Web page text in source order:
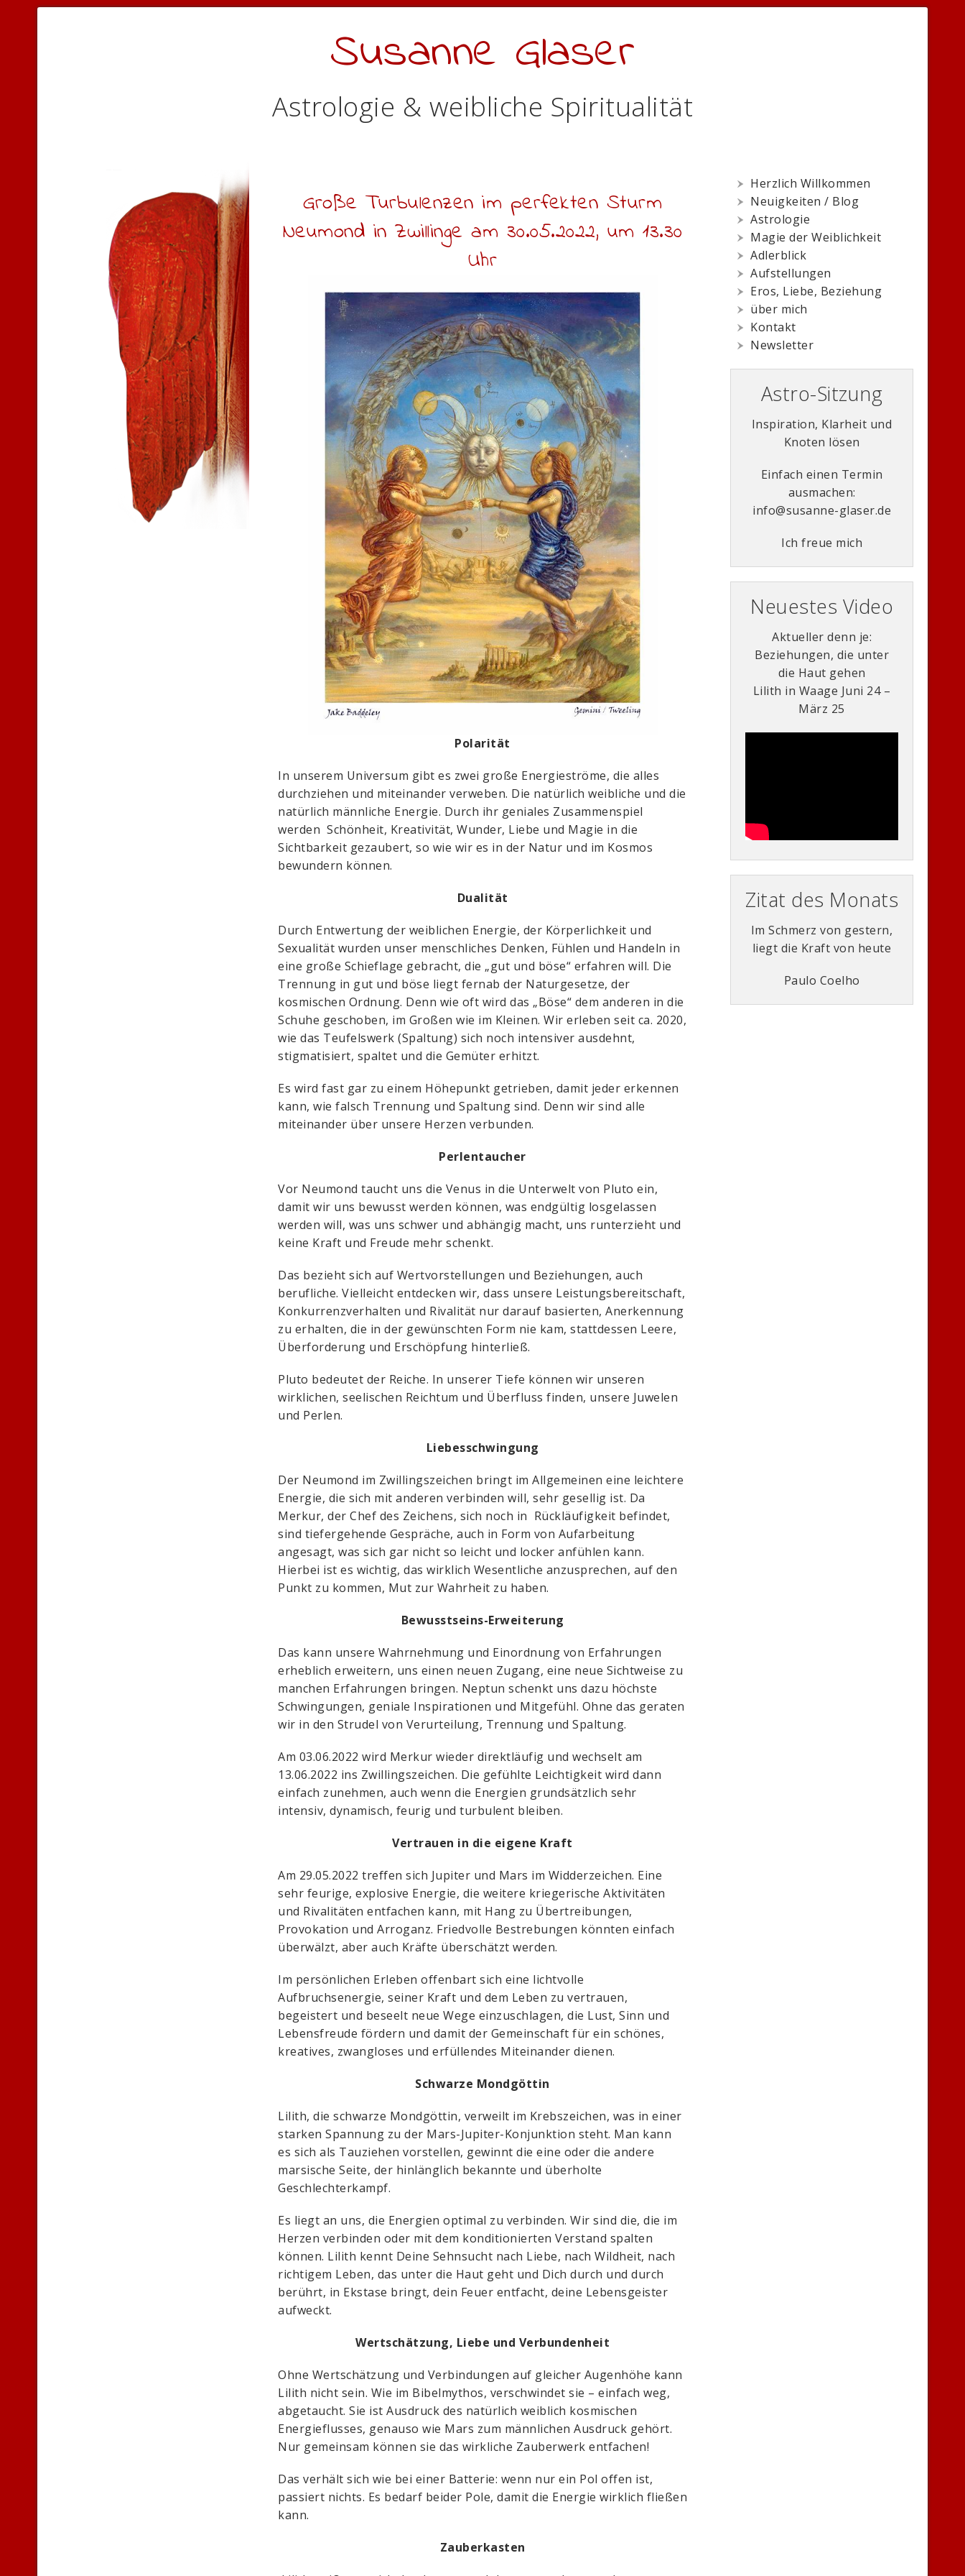
Susanne Glaser
Astrologie & weibliche Spiritualität
Große Turbulenzen im perfekten Sturm
Neumond in Zwillinge am 30.05.2022, um 13.30
Uhr
Polarität
In unserem Universum gibt es zwei große Energieströme, die alles
durchziehen und miteinander verweben. Die natürlich weibliche und die
natürlich männliche Energie. Durch ihr geniales Zusammenspiel
werden Schönheit, Kreativität, Wunder, Liebe und Magie in die
Sichtbarkeit gezaubert, so wie wir es in der Natur und im Kosmos
bewundern können.
Dualität
Durch Entwertung der weiblichen Energie, der Körperlichkeit und
Sexualität wurden unser menschliches Denken, Fühlen und Handeln in
eine große Schieflage gebracht, die „gut und böse“ erfahren will. Die
Trennung in gut und böse liegt fernab der Naturgesetze, der
kosmischen Ordnung. Denn wie oft wird das „Böse“ dem anderen in die
Schuhe geschoben, im Großen wie im Kleinen. Wir erleben seit ca. 2020,
wie das Teufelswerk (Spaltung) sich noch intensiver ausdehnt,
stigmatisiert, spaltet und die Gemüter erhitzt.
Es wird fast gar zu einem Höhepunkt getrieben, damit jeder erkennen
kann, wie falsch Trennung und Spaltung sind. Denn wir sind alle
miteinander über unsere Herzen verbunden.
Perlentaucher
Vor Neumond taucht uns die Venus in die Unterwelt von Pluto ein,
damit wir uns bewusst werden können, was endgültig losgelassen
werden will, was uns schwer und abhängig macht, uns runterzieht und
keine Kraft und Freude mehr schenkt.
Das bezieht sich auf Wertvorstellungen und Beziehungen, auch
berufliche. Vielleicht entdecken wir, dass unsere Leistungsbereitschaft,
Konkurrenzverhalten und Rivalität nur darauf basierten, Anerkennung
zu erhalten, die in der gewünschten Form nie kam, stattdessen Leere,
Überforderung und Erschöpfung hinterließ.
Pluto bedeutet der Reiche. In unserer Tiefe können wir unseren
wirklichen, seelischen Reichtum und Überfluss finden, unsere Juwelen
und Perlen.
Liebesschwingung
Der Neumond im Zwillingszeichen bringt im Allgemeinen eine leichtere
Energie, die sich mit anderen verbinden will, sehr gesellig ist. Da
Merkur, der Chef des Zeichens, sich noch in Rückläufigkeit befindet,
sind tiefergehende Gespräche, auch in Form von Aufarbeitung
angesagt, was sich gar nicht so leicht und locker anfühlen kann.
Hierbei ist es wichtig, das wirklich Wesentliche anzusprechen, auf den
Punkt zu kommen, Mut zur Wahrheit zu haben.
Bewusstseins-Erweiterung
Das kann unsere Wahrnehmung und Einordnung von Erfahrungen
erheblich erweitern, uns einen neuen Zugang, eine neue Sichtweise zu
manchen Erfahrungen bringen. Neptun schenkt uns dazu höchste
Schwingungen, geniale Inspirationen und Mitgefühl. Ohne das geraten
wir in den Strudel von Verurteilung, Trennung und Spaltung.
Am 03.06.2022 wird Merkur wieder direktläufig und wechselt am
13.06.2022 ins Zwillingszeichen. Die gefühlte Leichtigkeit wird dann
einfach zunehmen, auch wenn die Energien grundsätzlich sehr
intensiv, dynamisch, feurig und turbulent bleiben.
Vertrauen in die eigene Kraft
Am 29.05.2022 treffen sich Jupiter und Mars im Widderzeichen. Eine
sehr feurige, explosive Energie, die weitere kriegerische Aktivitäten
und Rivalitäten entfachen kann, mit Hang zu Übertreibungen,
Provokation und Arroganz. Friedvolle Bestrebungen könnten einfach
überwälzt, aber auch Kräfte überschätzt werden.
Im persönlichen Erleben offenbart sich eine lichtvolle
Aufbruchsenergie, seiner Kraft und dem Leben zu vertrauen,
begeistert und beseelt neue Wege einzuschlagen, die Lust, Sinn und
Lebensfreude fördern und damit der Gemeinschaft für ein schönes,
kreatives, zwangloses und erfüllendes Miteinander dienen.
Schwarze Mondgöttin
Lilith, die schwarze Mondgöttin, verweilt im Krebszeichen, was in einer
starken Spannung zu der Mars-Jupiter-Konjunktion steht. Man kann
es sich als Tauziehen vorstellen, gewinnt die eine oder die andere
marsische Seite, der hinlänglich bekannte und überholte
Geschlechterkampf.
Es liegt an uns, die Energien optimal zu verbinden. Wir sind die, die im
Herzen verbinden oder mit dem konditionierten Verstand spalten
können. Lilith kennt Deine Sehnsucht nach Liebe, nach Wildheit, nach
richtigem Leben, das unter die Haut geht und Dich durch und durch
berührt, in Ekstase bringt, dein Feuer entfacht, deine Lebensgeister
aufweckt.
Wertschätzung, Liebe und Verbundenheit
Ohne Wertschätzung und Verbindungen auf gleicher Augenhöhe kann
Lilith nicht sein. Wie im Bibelmythos, verschwindet sie – einfach weg,
abgetaucht. Sie ist Ausdruck des natürlich weiblich kosmischen
Energieflusses, genauso wie Mars zum männlichen Ausdruck gehört.
Nur gemeinsam können sie das wirkliche Zauberwerk entfachen!
Das verhält sich wie bei einer Batterie: wenn nur ein Pol offen ist,
passiert nichts. Es bedarf beider Pole, damit die Energie wirklich fließen
kann.
Zauberkasten
Herzlich Willkommen
Neuigkeiten / Blog
Astrologie
Magie der Weiblichkeit
Adlerblick
Aufstellungen
Eros, Liebe, Beziehung
über mich
Kontakt
Newsletter
Astro-Sitzung
Inspiration, Klarheit und
Knoten lösen
Einfach einen Termin
ausmachen:
info@susanne-glaser.de
Ich freue mich
Neuestes Video
Aktueller denn je:
Beziehungen, die unter
die Haut gehen
Lilith in Waage Juni 24 –
März 25
Zitat des Monats
Im Schmerz von gestern,
liegt die Kraft von heute
Paulo Coelho